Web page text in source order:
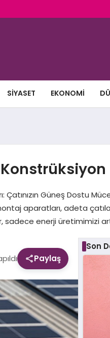
SIYASET EKONOMI
Konstrüksiyon
Güneş Dostu
aparatları, adeta
enerji üretimimizi
Paylaş
Son